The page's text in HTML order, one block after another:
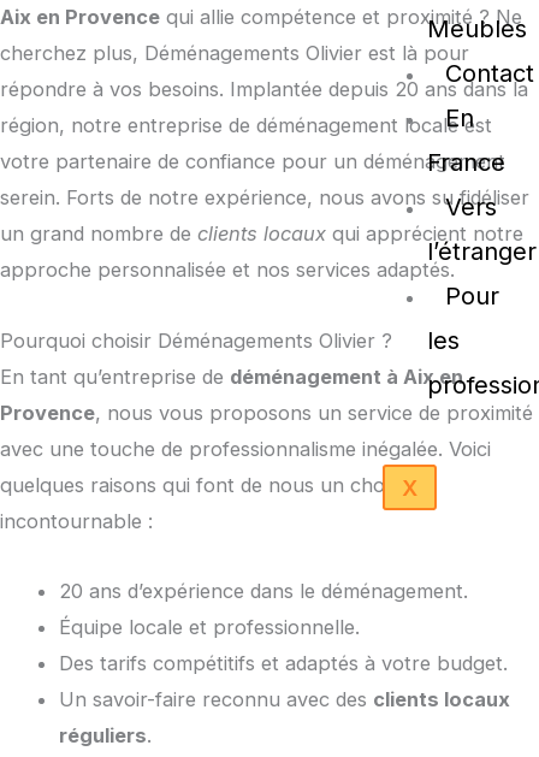
Meubles
Contact
En
France
Vers
l’étranger
Pour
les
X
Aix en Provence qui allie compétence et proximité ? Ne
cherchez plus, Déménagements Olivier est là pour
répondre à vos besoins. Implantée depuis 20 ans dans la
région, notre entreprise de déménagement locale est
votre partenaire de confiance pour un déménagement
serein. Forts de notre expérience, nous avons su fidéliser
un grand nombre de clients locaux qui apprécient notre
approche personnalisée et nos services adaptés.
Pourquoi choisir Déménagements Olivier ?
En tant qu’entreprise de déménagement à Aix en
Provence, nous vous proposons un service de proximité
avec une touche de professionnalisme inégalée. Voici
quelques raisons qui font de nous un choix
incontournable :
20 ans d’expérience dans le déménagement.
Équipe locale et professionnelle.
Des tarifs compétitifs et adaptés à votre budget.
Un savoir-faire reconnu avec des clients locaux
réguliers.